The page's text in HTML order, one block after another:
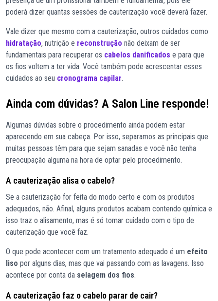
poderá dizer quantas sessões de cauterização você deverá fazer.
Vale dizer que mesmo com a cauterização, outros cuidados como
hidratação, nutrição e reconstrução não deixam de ser
fundamentais para recuperar os cabelos danificados e para que
os fios voltem a ter vida. Você também pode acrescentar esses
cuidados ao seu cronograma capilar.
Ainda com dúvidas? A Salon Line responde!
Algumas dúvidas sobre o procedimento ainda podem estar
aparecendo em sua cabeça. Por isso, separamos as principais que
muitas pessoas têm para que sejam sanadas e você não tenha
preocupação alguma na hora de optar pelo procedimento.
A cauterização alisa o cabelo?
Se a cauterização for feita do modo certo e com os produtos
adequados, não. Afinal, alguns produtos acabam contendo química e
isso traz o alisamento, mas é só tomar cuidado com o tipo de
cauterização que você faz.
O que pode acontecer com um tratamento adequado é um efeito
liso por alguns dias, mas que vai passando com as lavagens. Isso
acontece por conta da selagem dos fios.
A cauterização faz o cabelo parar de cair?